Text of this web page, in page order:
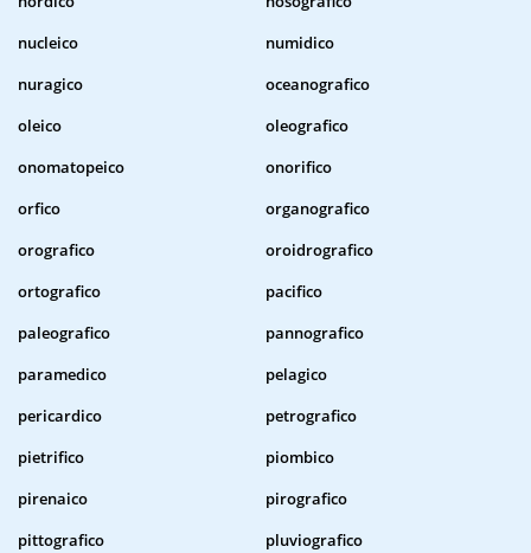
nucleico
numidico
nuragico
oceanografico
oleico
oleografico
onomatopeico
onorifico
orfico
organografico
orografico
oroidrografico
ortografico
pacifico
paleografico
pannografico
paramedico
pelagico
pericardico
petrografico
pietrifico
piombico
pirenaico
pirografico
pittografico
pluviografico